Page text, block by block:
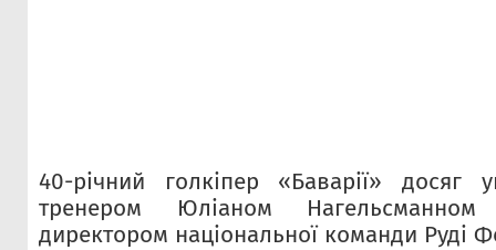
40-річний голкіпер «Баварії» досяг
тренером Юліаном
директором національної команди Руді